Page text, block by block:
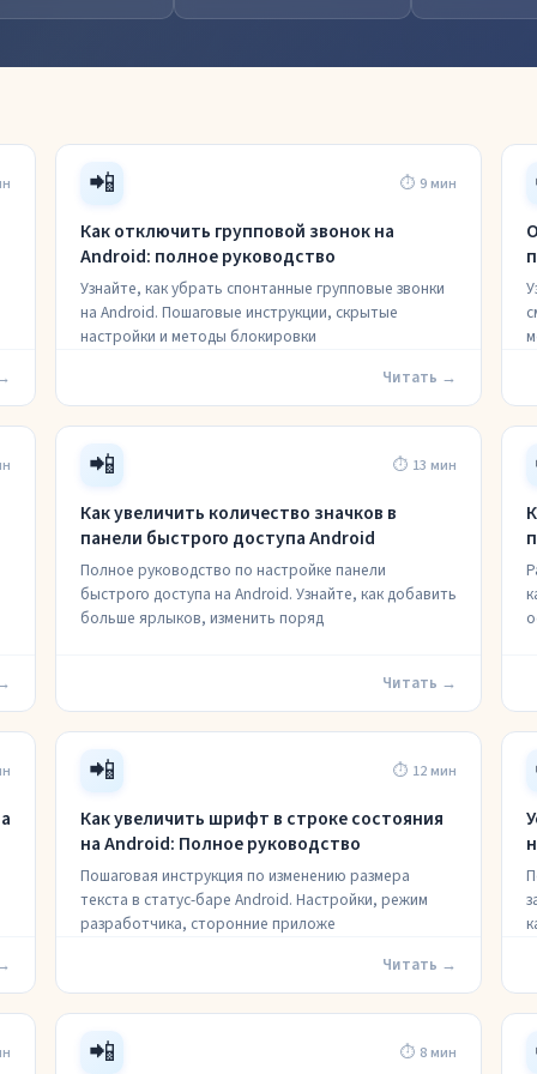
📲 ⏱ 9 мин
Как отключить групповой звонок на
Android: полное руководство
Узнайте, как убрать спонтанные групповые звонки
на Android. Пошаговые инструкции, скрытые
настройки и методы блокировки
Читать →
📲 ⏱ 13 мин
Как увеличить количество значков в
панели быстрого доступа Android
Полное руководство по настройке панели
быстрого доступа на Android. Узнайте, как добавить
больше ярлыков, изменить поряд
Читать →
📲 ⏱ 12 мин
Как увеличить шрифт в строке состояния
на Android: Полное руководство
Пошаговая инструкция по изменению размера
текста в статус-баре Android. Настройки, режим
разработчика, сторонние приложе
Читать →
📲 ⏱ 8 мин